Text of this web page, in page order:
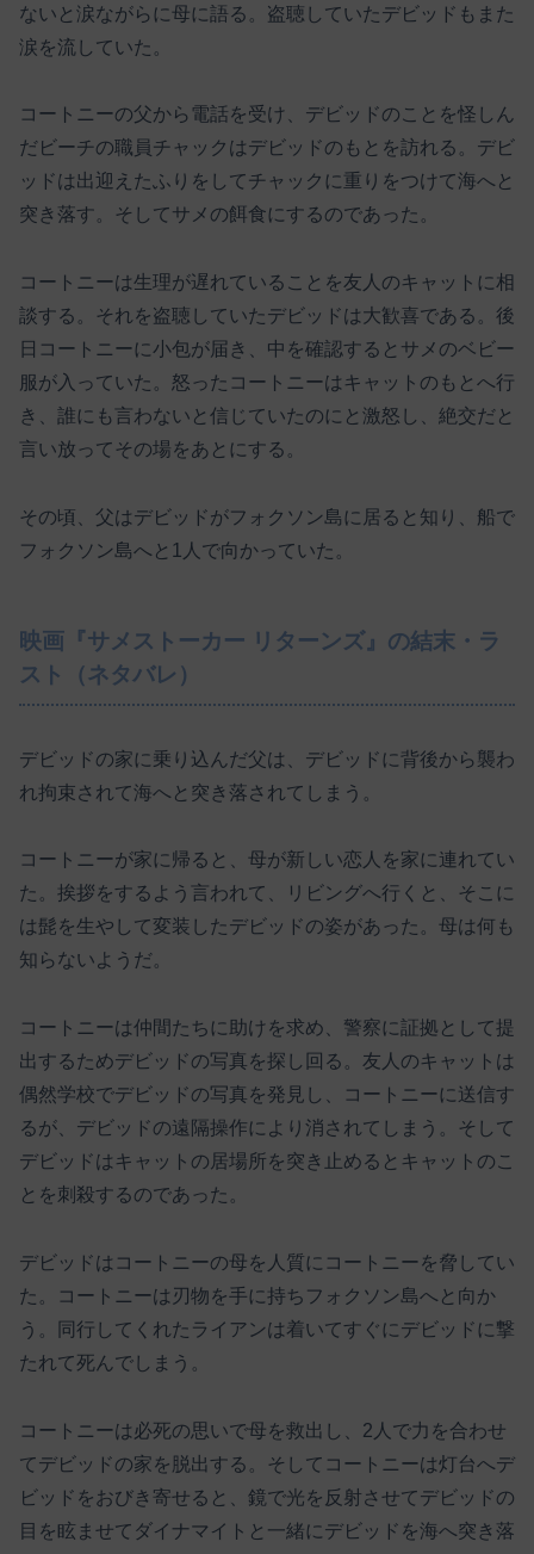
ないと涙ながらに母に語る。盗聴していたデビッドもまた
涙を流していた。
コートニーの父から電話を受け、デビッドのことを怪しん
だビーチの職員チャックはデビッドのもとを訪れる。デビ
ッドは出迎えたふりをしてチャックに重りをつけて海へと
突き落す。そしてサメの餌食にするのであった。
コートニーは生理が遅れていることを友人のキャットに相
談する。それを盗聴していたデビッドは大歓喜である。後
日コートニーに小包が届き、中を確認するとサメのベビー
服が入っていた。怒ったコートニーはキャットのもとへ行
き、誰にも言わないと信じていたのにと激怒し、絶交だと
言い放ってその場をあとにする。
その頃、父はデビッドがフォクソン島に居ると知り、船で
フォクソン島へと1人で向かっていた。
映画『サメストーカー リターンズ』の結末・ラ
スト（ネタバレ）
デビッドの家に乗り込んだ父は、デビッドに背後から襲わ
れ拘束されて海へと突き落されてしまう。
コートニーが家に帰ると、母が新しい恋人を家に連れてい
た。挨拶をするよう言われて、リビングへ行くと、そこに
は髭を生やして変装したデビッドの姿があった。母は何も
知らないようだ。
コートニーは仲間たちに助けを求め、警察に証拠として提
出するためデビッドの写真を探し回る。友人のキャットは
偶然学校でデビッドの写真を発見し、コートニーに送信す
るが、デビッドの遠隔操作により消されてしまう。そして
デビッドはキャットの居場所を突き止めるとキャットのこ
とを刺殺するのであった。
デビッドはコートニーの母を人質にコートニーを脅してい
た。コートニーは刃物を手に持ちフォクソン島へと向か
う。同行してくれたライアンは着いてすぐにデビッドに撃
たれて死んでしまう。
コートニーは必死の思いで母を救出し、2人で力を合わせ
てデビッドの家を脱出する。そしてコートニーは灯台へデ
ビッドをおびき寄せると、鏡で光を反射させてデビッドの
目を眩ませてダイナマイトと一緒にデビッドを海へ突き落